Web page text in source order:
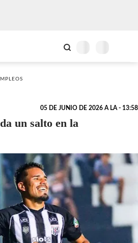
05 DE JUNIO DE 2026 A LA - 13:58
un salto en la